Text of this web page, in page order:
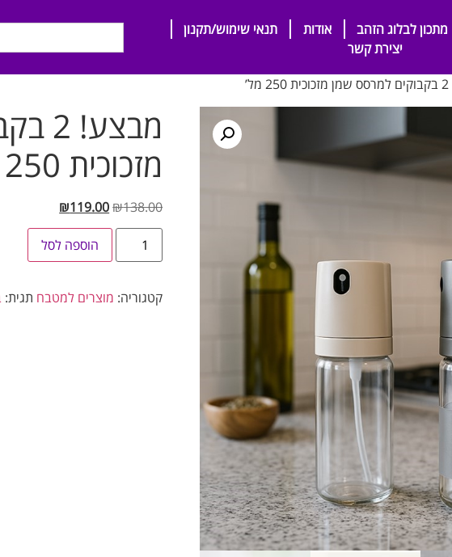
מתכון לבלוג הזהב אודות
תנאי שימוש/תקנון
יצירת קשר
מזכוכית 250 מל’
₪138.00
₪119.00
הוספה לסל
קטגוריה: מוצרים למטבח תגית: